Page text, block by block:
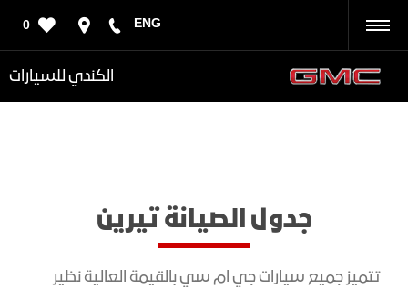
ENG
0
الكندي للسيارات
جدول الصيانة تيرين
تتميز جميع سيارات جي ام سي بالقيمة العالية نظير